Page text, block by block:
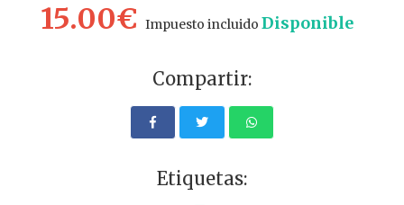
15.00€ Impuesto incluido Disponible
Compartir:
Etiquetas: